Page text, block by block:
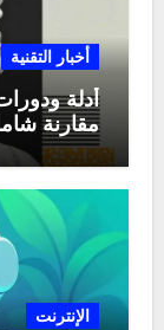
أخبار التقنية
أدلة
مقارنة شاملة
الإنترنت